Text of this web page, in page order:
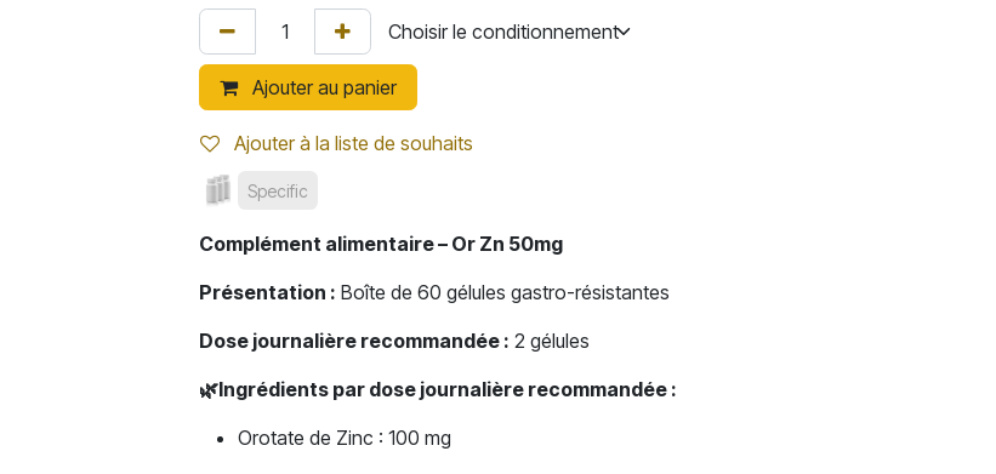
Ajouter au panier
Ajouter à la liste de souhaits
Specific
Complément alimentaire – Or Zn 50mg
Présentation : Boîte de 60 gélules gastro-résistantes
Dose journalière recommandée : 2 gélules
🌿Ingrédients par dose journalière recommandée :
Orotate de Zinc : 100 mg